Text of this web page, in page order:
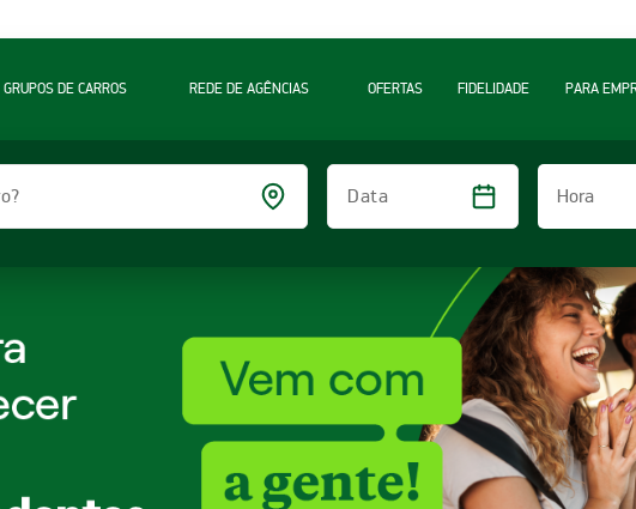
GRUPOS DE CARROS REDE DE AGÊNCIAS OFERTAS FIDELIDADE PARA
Data
Hora